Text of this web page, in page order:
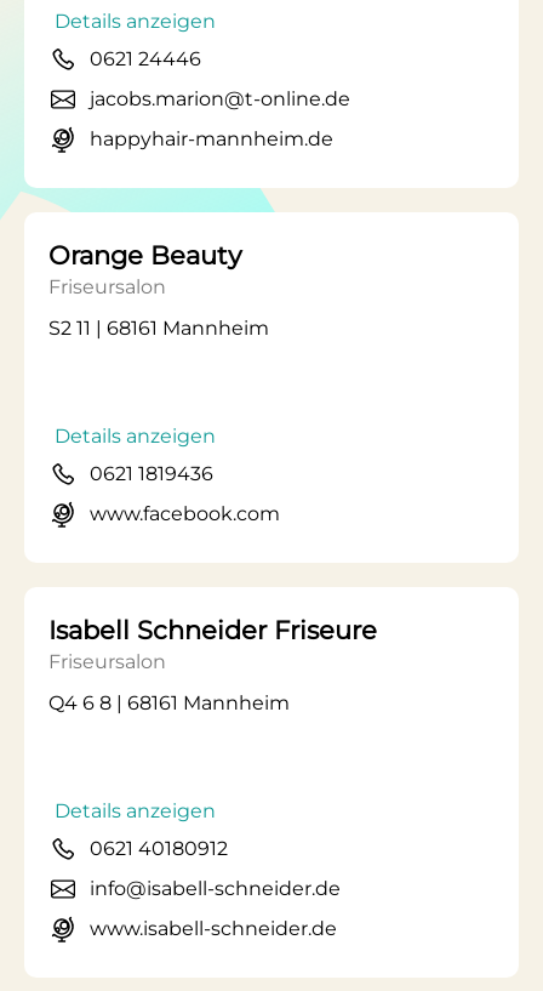
Details anzeigen
0621 24446
jacobs.marion@t-online.de
happyhair-mannheim.de
Orange Beauty
Friseursalon
S2 11 | 68161 Mannheim
Details anzeigen
0621 1819436
www.facebook.com
Isabell Schneider Friseure
Friseursalon
Q4 6 8 | 68161 Mannheim
Details anzeigen
0621 40180912
info@isabell-schneider.de
www.isabell-schneider.de